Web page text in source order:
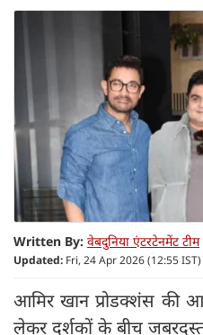
Written By: वेबदुनिया एंटरटेनमेंट टीम
Updated: Fri, 24 Apr 2026 (12:55 IST)
आमिर खान प्रोडक्शंस की
लेकर दर्शकों के बीच